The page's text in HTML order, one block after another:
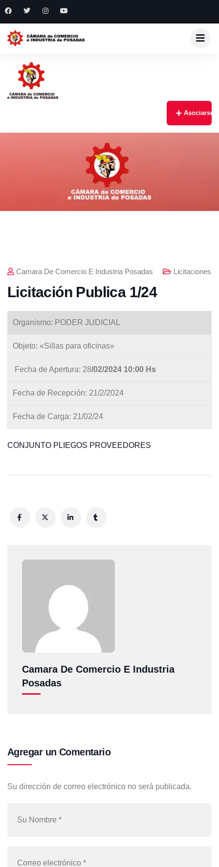
Asociarse
Camara De Comercio E Industria Posadas Licitaciones
Licitación Publica 1/24
Organismo: PODER JUDICIAL
Objeto: «Sillas para oficinas»
Fecha de Apertura: 28/02/2024 10:00 Hs
Fecha de Recepción: 21/2/2024
Fecha de Carga: 21/02/24
CONJUNTO PLIEGOS PROVEEDORES
Camara De Comercio E Industria
Posadas
Agregar un Comentario
Su dirección de correo electrónico no será publicada.